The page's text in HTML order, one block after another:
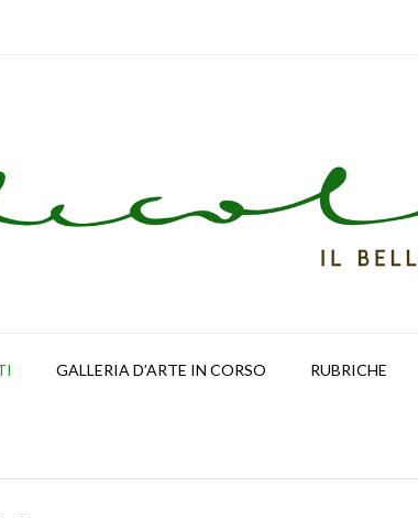
GALLERIA D’ARTE IN CORSO RUBRICHE